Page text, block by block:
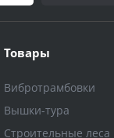
Товары
Вибротрамбовки
Вышки-тура
Строительные леса